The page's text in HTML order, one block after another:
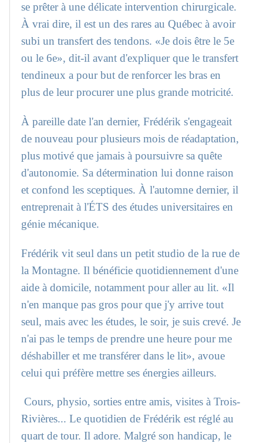
se prêter à une délicate intervention chirurgicale.
À vrai dire, il est un des rares au Québec à avoir
subi un transfert des tendons. «Je dois être le 5e
ou le 6e», dit-il avant d'expliquer que le transfert
tendineux a pour but de renforcer les bras en
plus de leur procurer une plus grande motricité.
À pareille date l'an dernier, Frédérik s'engageait
de nouveau pour plusieurs mois de réadaptation,
plus motivé que jamais à poursuivre sa quête
d'autonomie. Sa détermination lui donne raison
et confond les sceptiques. À l'automne dernier, il
entreprenait à l'ÉTS des études universitaires en
génie mécanique.
Frédérik vit seul dans un petit studio de la rue de
la Montagne. Il bénéficie quotidiennement d'une
aide à domicile, notamment pour aller au lit. «Il
n'en manque pas gros pour que j'y arrive tout
seul, mais avec les études, le soir, je suis crevé. Je
n'ai pas le temps de prendre une heure pour me
déshabiller et me transférer dans le lit», avoue
celui qui préfère mettre ses énergies ailleurs.
Cours, physio, sorties entre amis, visites à Trois-
Rivières... Le quotidien de Frédérik est réglé au
quart de tour. Il adore. Malgré son handicap, le